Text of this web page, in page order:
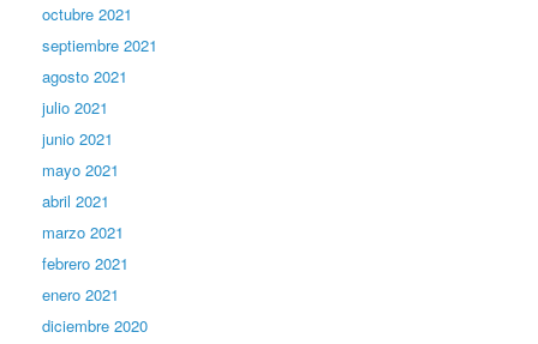
octubre 2021
septiembre 2021
agosto 2021
julio 2021
junio 2021
mayo 2021
abril 2021
marzo 2021
febrero 2021
enero 2021
diciembre 2020